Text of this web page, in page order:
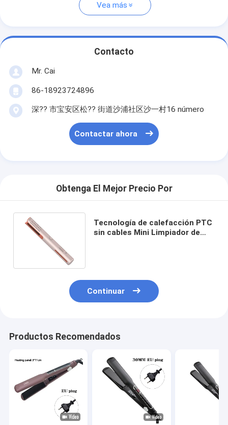
Vea más
Contacto
Mr. Cai
86-18923724896
深?? 市宝安区松?? 街道沙浦社区沙一村16 número
Contactar ahora
Obtenga El Mejor Precio Por
Tecnología de calefacción PTC
sin cables Mini Limpiador de
Continuar
Productos Recomendados